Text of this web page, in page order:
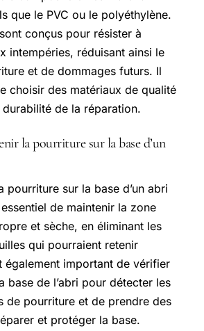
que le PVC ou le polyéthylène.
conçus pour résister à
intempéries, réduisant ainsi le
et de dommages futurs. Il
choisir des matériaux de qualité
de la réparation.
la pourriture sur la base d’un
pourriture sur la base d’un abri
de maintenir la zone
et sèche, en éliminant les
qui pourraient retenir
également important de vérifier
base de l’abri pour détecter les
de pourriture et de prendre des
et protéger la base.